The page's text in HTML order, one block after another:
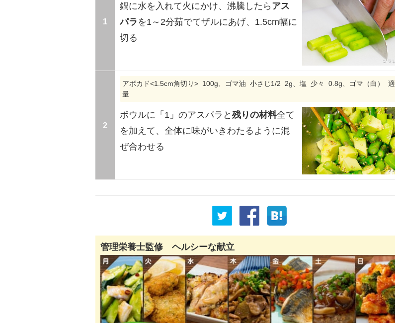
1
鍋に水を入れて火にかけ、沸騰したら アス
パラ を1～2分茹でてザルにあげ、1.5cm幅に
切る
2
アボカド<1.5cm角切り> 100g、ゴマ油 小さじ1/2 2g、塩 少々 0.8g、ゴマ（白） 適
量
ボウルに「1」のアスパラと 残りの材料全て
を加えて、全体に味がいきわたるように混
ぜ合わせる
管理栄養士監修 ヘルシーな献立